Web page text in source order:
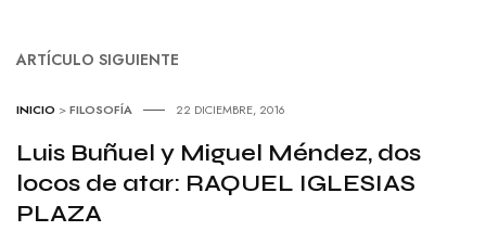
ARTÍCULO SIGUIENTE
INICIO >FILOSOFÍA 22 DICIEMBRE, 2016
Luis Buñuel y Miguel Méndez, dos
locos de atar: RAQUEL IGLESIAS
PLAZA